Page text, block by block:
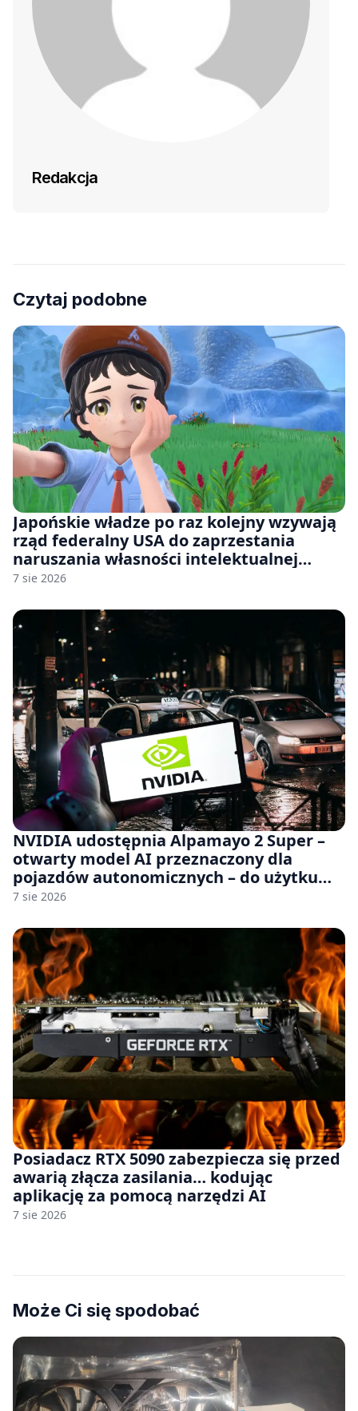
Redakcja
Czytaj podobne
Japońskie władze po raz kolejny wzywają
rząd federalny USA do zaprzestania
naruszania własności intelektualnej
japońskich gier i anime
7 sie 2026
NVIDIA udostępnia Alpamayo 2 Super –
otwarty model AI przeznaczony dla
pojazdów autonomicznych – do użytku
komercyjnego
7 sie 2026
Posiadacz RTX 5090 zabezpiecza się przed
awarią złącza zasilania… kodując
aplikację za pomocą narzędzi AI
7 sie 2026
Może Ci się spodobać